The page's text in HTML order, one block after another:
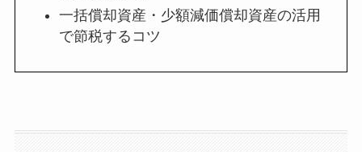
一括償却資産・少額減価償却資産の活用
で節税するコツ